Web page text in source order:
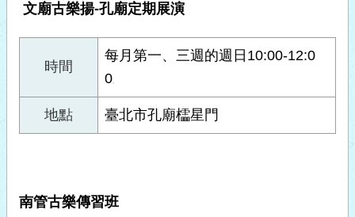
文廟古樂揚-孔廟定期展演
時間
每月第一、三週的週日10:00-12:0
0
地點 臺北市孔廟櫺星門
南管古樂傳習班